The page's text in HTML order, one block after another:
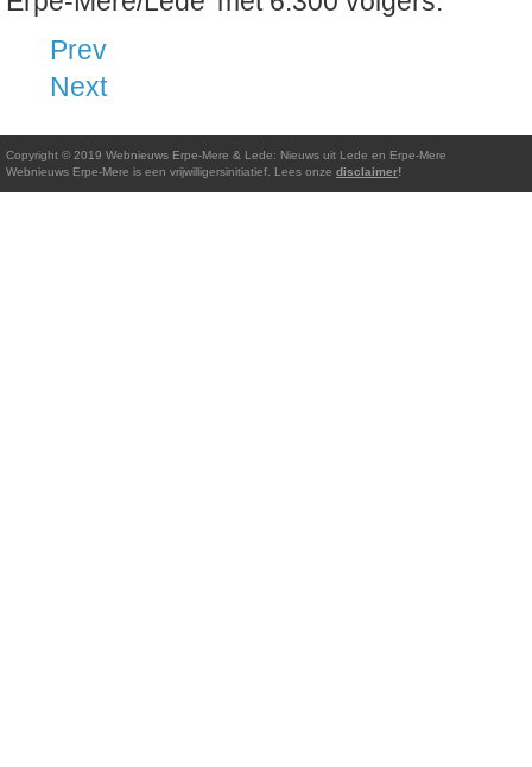
Prev
Next
Copyright © 2019 Webnieuws Erpe-Mere & Lede: Nieuws uit Lede en Erpe-Mere
Webnieuws Erpe-Mere is een vrijwilligersinitiatief. Lees onze disclaimer!